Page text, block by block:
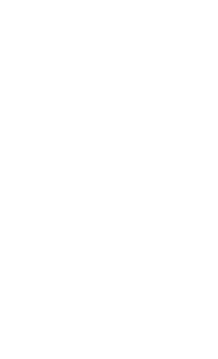
了承ください。
をご了承くださ
です。
ず変更すること
) : 1000ppm、
、